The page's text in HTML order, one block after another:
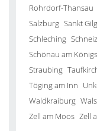
Rohrdorf-Thansau
Salzburg Sankt
Schleching
Schönau am
Straubing
Töging am Inn
Waldkraiburg Wals
Zell am Moos Zell